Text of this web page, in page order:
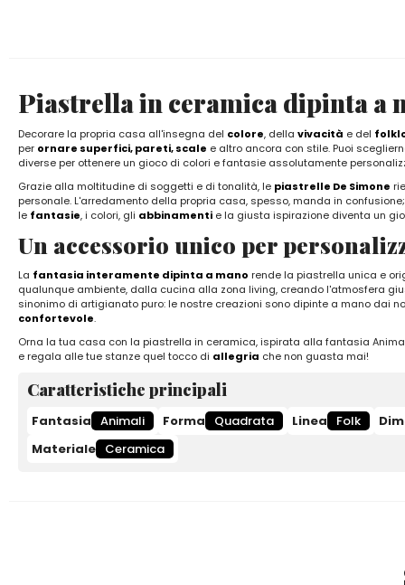
Piastrella in ceramica dipinta a
Decorare la propria casa all'insegna del colore, della vivacità e del
per ornare superfici, pareti, scale e altro ancora con stile. Puoi
diverse per ottenere un gioco di colori e fantasie assolutamente
Grazie alla moltitudine di soggetti e di tonalità, le piastrelle De Simone
personale. L'arredamento della propria casa, spesso, manda in
le fantasie, i colori, gli abbinamenti e la giusta ispirazione diventa un
Un accessorio unico per
La fantasia interamente dipinta a mano rende la piastrella unica e
qualunque ambiente, dalla cucina alla zona living, creando l'atmosfera
sinonimo di artigianato puro: le nostre creazioni sono dipinte a mano dai
confortevole.
Orna la tua casa con la piastrella in ceramica, ispirata alla fantasia
e regala alle tue stanze quel tocco di allegria che non guasta mai!
Caratteristiche principali
Fantasia Animali Forma Quadrata Linea Folk
Materiale Ceramica